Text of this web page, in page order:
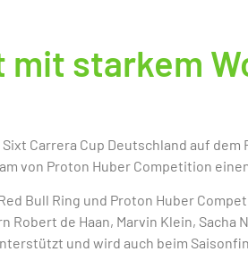
starkem
Carrera Cup Deutschland auf
von Proton Huber Competition
Bull Ring und Proton Huber
Robert de Haan, Marvin Klein,
und wird auch beim